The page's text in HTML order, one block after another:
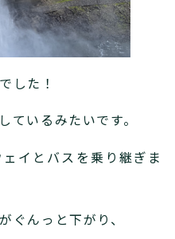
した！
ているみたいです。
イとバスを乗り継ぎま
ぐんっと下がり、